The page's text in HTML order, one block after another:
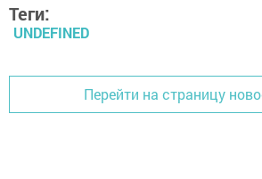
Теги:
UNDEFINED
Перейти на страницу